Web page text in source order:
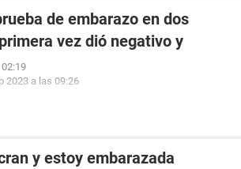
de embarazo en dos
vez dió negativo y
2023 a las 09:26
y estoy embarazada